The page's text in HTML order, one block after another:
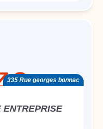
335 Rue georges bonnac
ENTREPRISE